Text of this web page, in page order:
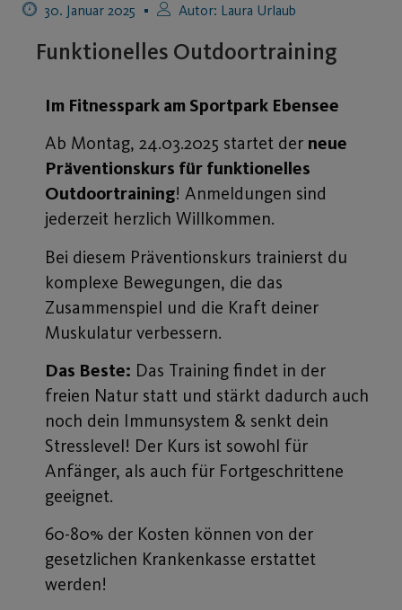
30. Januar 2025 Autor: Laura Urlaub
Funktionelles Outdoortraining
Im Fitnesspark am Sportpark Ebensee
Ab Montag, 24.03.2025 startet der neue
Präventionskurs für funktionelles
Outdoortraining! Anmeldungen sind
jederzeit herzlich Willkommen.
Bei diesem Präventionskurs trainierst du
komplexe Bewegungen, die das
Zusammenspiel und die Kraft deiner
Muskulatur verbessern.
Das Beste: Das Training findet in der
freien Natur statt und stärkt dadurch auch
noch dein Immunsystem & senkt dein
Stresslevel! Der Kurs ist sowohl für
Anfänger, als auch für Fortgeschrittene
geeignet.
60-80% der Kosten können von der
gesetzlichen Krankenkasse erstattet
werden!